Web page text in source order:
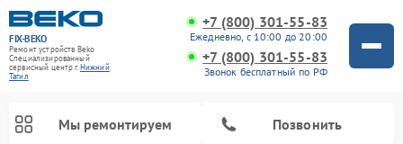
FIX-BEKO
Ремонт устройств Beko
Специализированный
cервисный центр г.Нижний
Тагил
+7 (800) 301-55-83
Ежедневно, с 10:00 до 20:00
+7 (800) 301-55-83
Звонок бесплатный по РФ
Мы ремонтируем Позвонить